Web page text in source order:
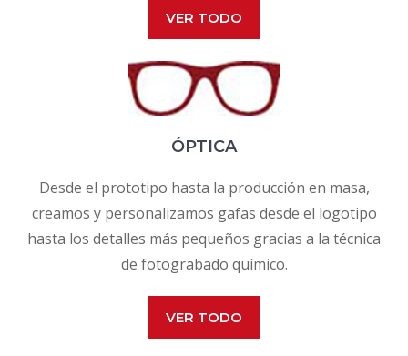
VER TODO
ÓPTICA
Desde el prototipo hasta la producción en masa,
creamos y personalizamos gafas desde el logotipo
hasta los detalles más pequeños gracias a la técnica
de fotograbado químico.
VER TODO